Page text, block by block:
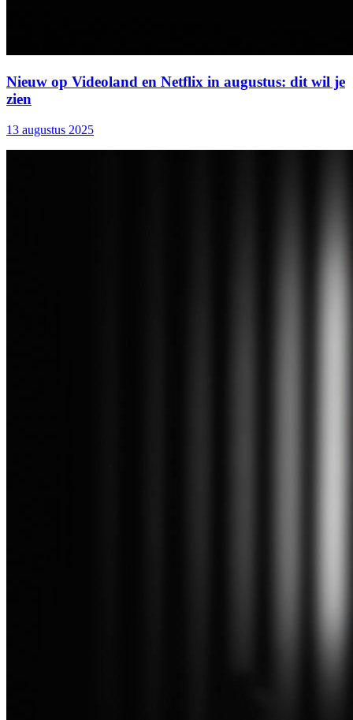
Nieuw op Videoland en Netflix in augustus: dit wil je
zien
13 augustus 2025